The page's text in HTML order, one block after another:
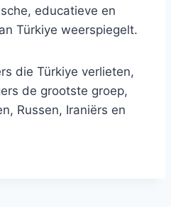
educatieve en
Türkiye weerspiegelt.
die Türkiye verlieten,
de grootste groep,
Russen, Iraniërs en